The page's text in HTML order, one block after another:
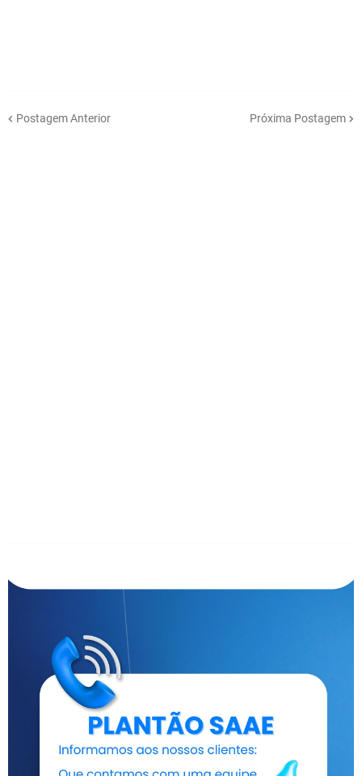
Postagem Anterior Próxima Postagem